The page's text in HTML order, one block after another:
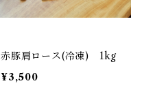
赤豚肩ロース(冷凍) 1kg
¥3,500